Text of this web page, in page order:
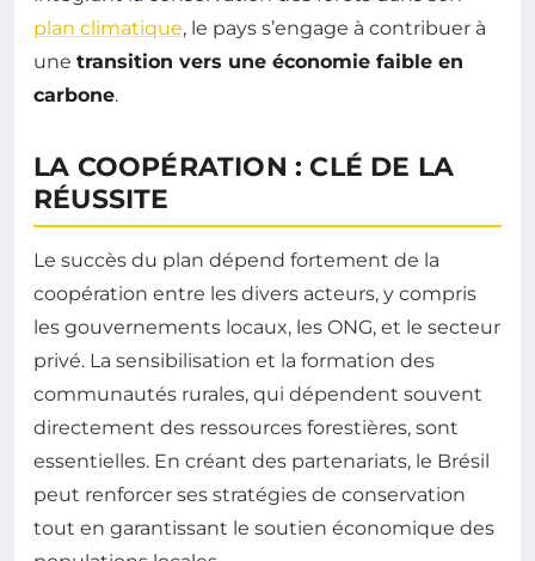
plan climatique, le pays s’engage à contribuer à
une transition vers une économie faible en
carbone.
LA COOPÉRATION : CLÉ DE LA
RÉUSSITE
Le succès du plan dépend fortement de la
coopération entre les divers acteurs, y compris
les gouvernements locaux, les ONG, et le secteur
privé. La sensibilisation et la formation des
communautés rurales, qui dépendent souvent
directement des ressources forestières, sont
essentielles. En créant des partenariats, le Brésil
peut renforcer ses stratégies de conservation
tout en garantissant le soutien économique des